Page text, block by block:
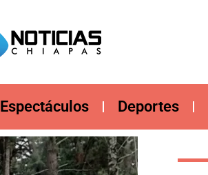
Espectáculos Deportes